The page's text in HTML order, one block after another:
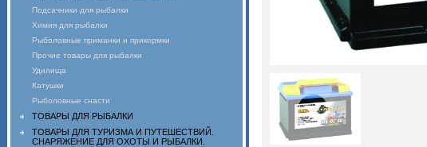
Подсачники для рыбалки
Химия для рыбалки
Рыболовные приманки и прикормки
Прочие товары для рыбалки
Удилища
Катушки
Рыболовные снасти
ТОВАРЫ ДЛЯ РЫБАЛКИ
ТОВАРЫ ДЛЯ ТУРИЗМА И ПУТЕШЕСТВИЙ.
СНАРЯЖЕНИЕ ДЛЯ ОХОТЫ И РЫБАЛКИ.